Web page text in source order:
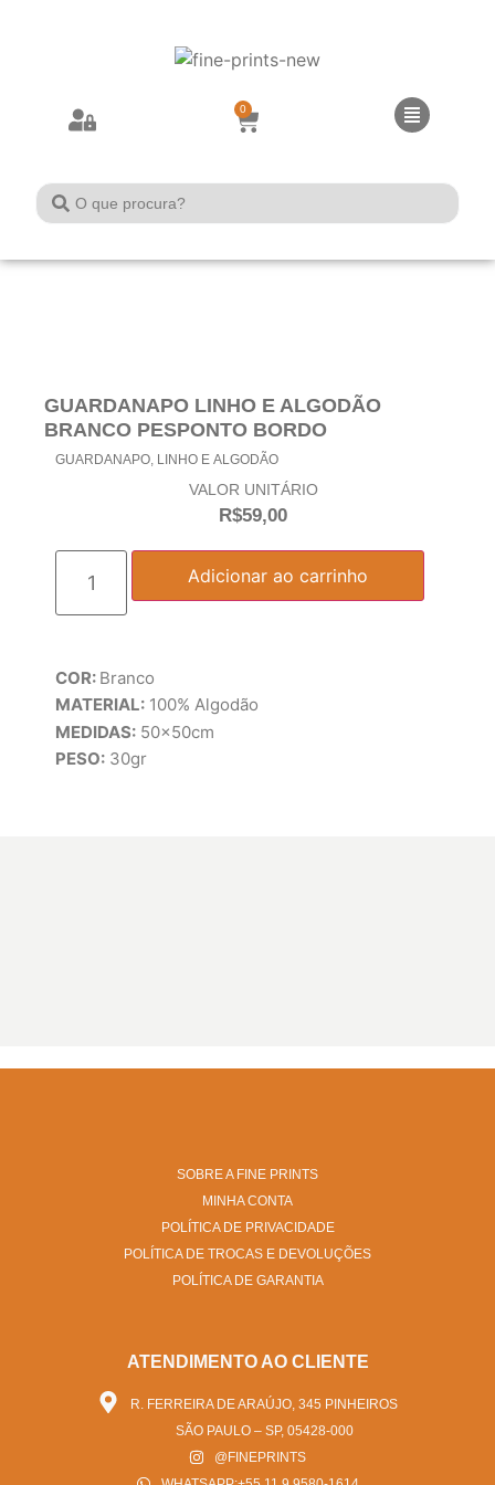
0
GUARDANAPO LINHO E ALGODÃO
BRANCO PESPONTO BORDO
GUARDANAPO LINHO E ALGODÃO
VALOR UNITÁRIO
R$59,00
Adicionar ao carrinho
COR: Branco
MATERIAL: 100% Algodão
MEDIDAS: 50x50cm
PESO: 30gr
SOBRE A FINE PRINTS
MINHA CONTA
POLÍTICA DE PRIVACIDADE
POLÍTICA DE TROCAS E DEVOLUÇÕES
POLÍTICA DE GARANTIA
ATENDIMENTO AO CLIENTE
R. FERREIRA DE ARAÚJO, 345 PINHEIROS
SÃO PAULO – SP, 05428-000
@FINEPRINTS